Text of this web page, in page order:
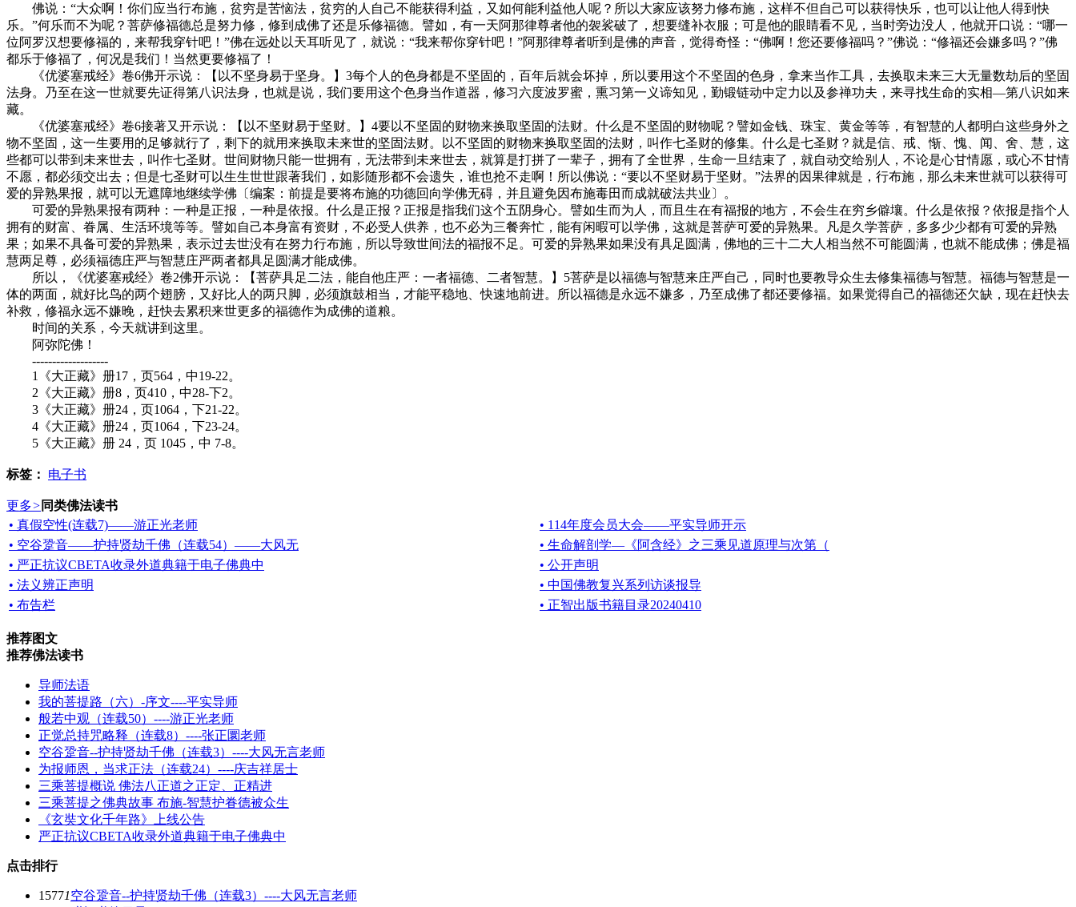
佛说：“大众啊！你们应当行布施，贫穷是苦恼法，贫穷的人自己不能获得利益，又如何能利益他人呢？所以大家应该努力修布施，这样不但自己可以获得快乐，也可以让他人得到快
乐。”何乐而不为呢？菩萨修福德总是努力修，修到成佛了还是乐修福德。譬如，有一天阿那律尊者他的袈裟破了，想要缝补衣服；可是他的眼睛看不见，当时旁边没人，他就开口说：“哪一
位阿罗汉想要修福的，来帮我穿针吧！”佛在远处以天耳听见了，就说：“我来帮你穿针吧！”阿那律尊者听到是佛的声音，觉得奇怪：“佛啊！您还要修福吗？”佛说：“修福还会嫌多吗？”佛
都乐于修福了，何况是我们！当然更要修福了！
《优婆塞戒经》卷6佛开示说：【以不坚身易于坚身。】3每个人的色身都是不坚固的，百年后就会坏掉，所以要用这个不坚固的色身，拿来当作工具，去换取未来三大无量数劫后的坚固
法身。乃至在这一世就要先证得第八识法身，也就是说，我们要用这个色身当作道器，修习六度波罗蜜，熏习第一义谛知见，勤锻链动中定力以及参禅功夫，来寻找生命的实相—第八识如来
藏。
《优婆塞戒经》卷6接著又开示说：【以不坚财易于坚财。】4要以不坚固的财物来换取坚固的法财。什么是不坚固的财物呢？譬如金钱、珠宝、黄金等等，有智慧的人都明白这些身外之
物不坚固，这一生要用的足够就行了，剩下的就用来换取未来世的坚固法财。以不坚固的财物来换取坚固的法财，叫作七圣财的修集。什么是七圣财？就是信、戒、惭、愧、闻、舍、慧，这
些都可以带到未来世去，叫作七圣财。世间财物只能一世拥有，无法带到未来世去，就算是打拼了一辈子，拥有了全世界，生命一旦结束了，就自动交给别人，不论是心甘情愿，或心不甘情
不愿，都必须交出去；但是七圣财可以生生世世跟著我们，如影随形都不会遗失，谁也抢不走啊！所以佛说：“要以不坚财易于坚财。”法界的因果律就是，行布施，那么未来世就可以获得可
爱的异熟果报，就可以无遮障地继续学佛〔编案：前提是要将布施的功德回向学佛无碍，并且避免因布施毒田而成就破法共业〕。
可爱的异熟果报有两种：一种是正报，一种是依报。什么是正报？正报是指我们这个五阴身心。譬如生而为人，而且生在有福报的地方，不会生在穷乡僻壤。什么是依报？依报是指个人
拥有的财富、眷属、生活环境等等。譬如自己本身富有资财，不必受人供养，也不必为三餐奔忙，能有闲暇可以学佛，这就是菩萨可爱的异熟果。凡是久学菩萨，多多少少都有可爱的异熟
果；如果不具备可爱的异熟果，表示过去世没有在努力行布施，所以导致世间法的福报不足。可爱的异熟果如果没有具足圆满，佛地的三十二大人相当然不可能圆满，也就不能成佛；佛是福
慧两足尊，必须福德庄严与智慧庄严两者都具足圆满才能成佛。
所以，《优婆塞戒经》卷2佛开示说：【菩萨具足二法，能自他庄严：一者福德、二者智慧。】5菩萨是以福德与智慧来庄严自己，同时也要教导众生去修集福德与智慧。福德与智慧是一
体的两面，就好比鸟的两个翅膀，又好比人的两只脚，必须旗鼓相当，才能平稳地、快速地前进。所以福德是永远不嫌多，乃至成佛了都还要修福。如果觉得自己的福德还欠缺，现在赶快去
补救，修福永远不嫌晚，赶快去累积来世更多的福德作为成佛的道粮。
时间的关系，今天就讲到这里。
阿弥陀佛！
-------------------
1《大正藏》册17，页564，中19-22。
2《大正藏》册8，页410，中28-下2。
3《大正藏》册24，页1064，下21-22。
4《大正藏》册24，页1064，下23-24。
5《大正藏》册 24，页 1045，中 7-8。
标签： 电子书
更多> 同类佛法读书
• 真假空性(连载7)——游正光老师
• 114年度会员大会——平实导师开示
• 空谷跫音——护持贤劫千佛（连载54）——大风无
• 生命解剖学—《阿含经》之三乘见道原理与次第（
• 严正抗议CBETA收录外道典籍于电子佛典中
• 公开声明
• 法义辨正声明
• 中国佛教复兴系列访谈报导
• 布告栏
• 正智出版书籍目录20240410
推荐图文
推荐佛法读书
导师法语
我的菩提路（六）-序文----平实导师
般若中观（连载50）----游正光老师
正觉总持咒略释（连载8）----张正圜老师
空谷跫音--护持贤劫千佛（连载3）----大风无言老师
为报师恩，当求正法（连载24）----庆吉祥居士
三乘菩提概说 佛法八正道之正定、正精进
三乘菩提之佛典故事 布施-智慧护眷德被众生
《玄奘文化千年路》上线公告
严正抗议CBETA收录外道典籍于电子佛典中
点击排行
15771空谷跫音--护持贤劫千佛（连载3）----大风无言老师